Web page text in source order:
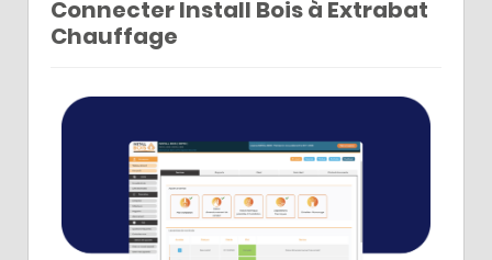
Connecter Install Bois à Extrabat
Chauffage